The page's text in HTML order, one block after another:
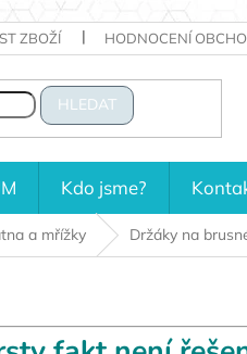
ZBOŽÍ HODNOCENÍ
HLEDAT
Kdo jsme?
a mřížky Držáky na